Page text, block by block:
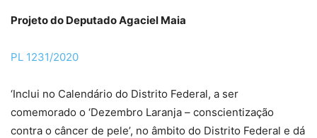
Projeto do Deputado Agaciel Maia
PL 1231/2020
‘Inclui no Calendário do Distrito Federal, a ser
comemorado o ‘Dezembro Laranja – conscientização
contra o câncer de pele’, no âmbito do Distrito Federal e dá